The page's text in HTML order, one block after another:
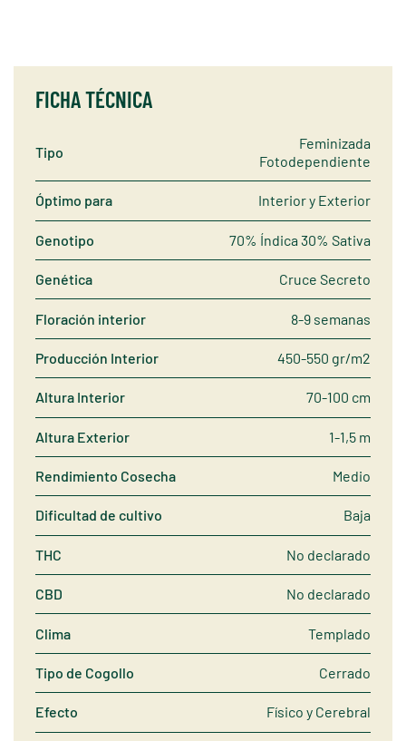
FICHA TÉCNICA
Tipo
Feminizada
Fotodependiente
Óptimo para Interior y Exterior
Genotipo 70% Índica 30% Sativa
Genética Cruce Secreto
Floración interior 8-9 semanas
Producción Interior 450-550 gr/m2
Altura Interior 70-100 cm
Altura Exterior 1-1,5 m
Rendimiento Cosecha Medio
Dificultad de cultivo Baja
THC No declarado
CBD No declarado
Clima Templado
Tipo de Cogollo Cerrado
Efecto Físico y Cerebral